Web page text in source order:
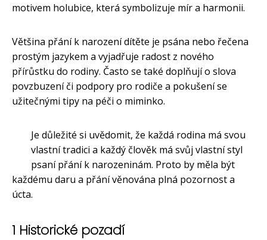
motivem holubice, která symbolizuje mír a harmonii.
Většina přání k narození dítěte je psána nebo řečena
prostým jazykem a vyjadřuje radost z nového
přírůstku do rodiny. Často se také doplňují o slova
povzbuzení či podpory pro rodiče a pokušení se
užitečnými tipy na péči o miminko.
Je důležité si uvědomit, že každá rodina má svou
vlastní tradici a každý člověk má svůj vlastní styl
psaní přání k narozeninám. Proto by měla být
každému daru a přání věnována plná pozornost a
úcta.
1 Historické pozadí